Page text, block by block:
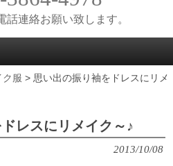
話連絡お願い致します。
ク服 > 思い出の振り袖をドレスにリメ
レスにリメイク～♪
2013/10/08